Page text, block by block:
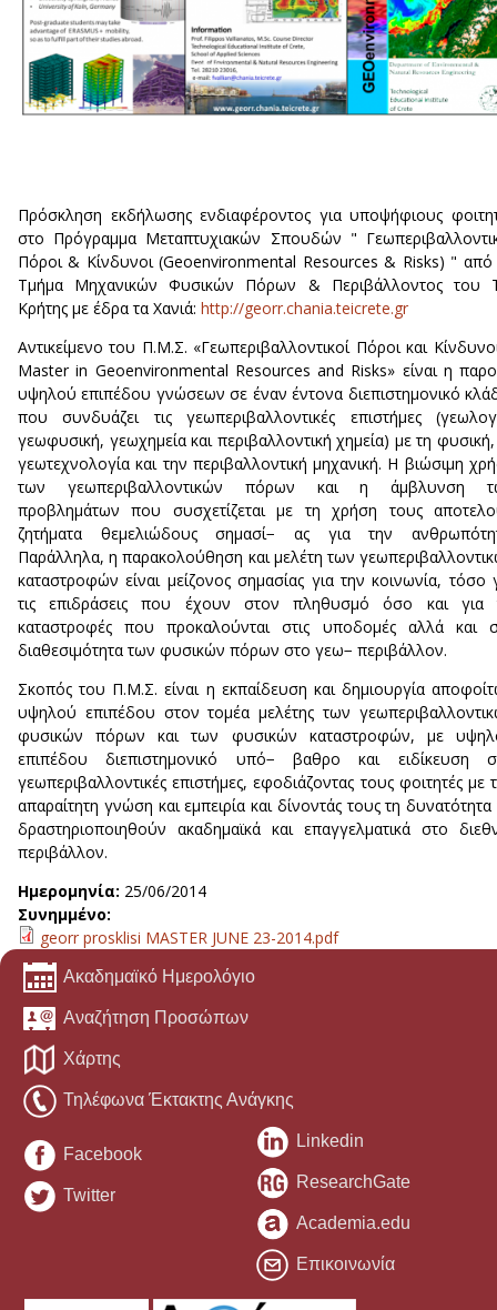
Πρόσκληση εκδήλωσης ενδιαφέροντος για υποψήφιους
στο Πρόγραμμα Μεταπτυχιακών Σπουδών "
Πόροι & Κίνδυνοι (Geoenvironmental Resources & Risks) " από
Τμήμα Μηχανικών Φυσικών Πόρων & Περιβάλλοντος του
Κρήτης με έδρα τα Χανιά: http://georr.chania.teicrete.gr
Αντικείμενο του Π.Μ.Σ. «Γεωπεριβαλλοντικοί Πόροι και
Master in Geoenvironmental Resources and Risks» είναι η
υψηλού επιπέδου γνώσεων σε έναν έντονα διεπιστημονικό
που συνδυάζει τις γεωπεριβαλλοντικές επιστήμες
γεωφυσική, γεωχημεία και περιβαλλοντική χημεία) με τη
γεωτεχνολογία και την περιβαλλοντική μηχανική. Η βιώσιμη
των γεωπεριβαλλοντικών πόρων και η άμβλυνση
προβλημάτων που συσχετίζεται με τη χρήση τους
ζητήματα θεμελιώδους σημασί− ας για την
Παράλληλα, η παρακολούθηση και μελέτη των
καταστροφών είναι μείζονος σημασίας για την κοινωνία, τόσο
τις επιδράσεις που έχουν στον πληθυσμό όσο και για
καταστροφές που προκαλούνται στις υποδομές αλλά και
διαθεσιμότητα των φυσικών πόρων στο γεω− περιβάλλον.
Σκοπός του Π.Μ.Σ. είναι η εκπαίδευση και δημιουργία
υψηλού επιπέδου στον τομέα μελέτης των
φυσικών πόρων και των φυσικών καταστροφών, με
επιπέδου διεπιστημονικό υπό− βαθρο και ειδίκευση
γεωπεριβαλλοντικές επιστήμες, εφοδιάζοντας τους φοιτητές με
απαραίτητη γνώση και εμπειρία και δίνοντάς τους τη
δραστηριοποιηθούν ακαδημαϊκά και επαγγελματικά στο
περιβάλλον.
Ημερομηνία: 25/06/2014
Συνημμένο:
georr prosklisi MASTER JUNE 23-2014.pdf
Ακαδημαϊκό Ημερολόγιο
Αναζήτηση Προσώπων
Χάρτης
Τηλέφωνα Έκτακτης Ανάγκης
Facebook
Twitter
Linkedin
ResearchGate
Academia.edu
Επικοινωνία